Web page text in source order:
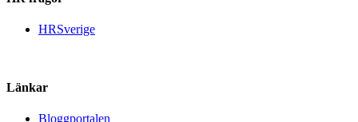
HRSverige
Länkar
Bloggportalen